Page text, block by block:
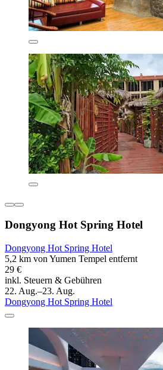
Dongyong Hot Spring Hotel
Dongyong Hot Spring Hotel
5,2 km von Yumen Tempel entfernt
29 €
inkl. Steuern & Gebühren
22. Aug.–23. Aug.
Dongyong Hot Spring Hotel